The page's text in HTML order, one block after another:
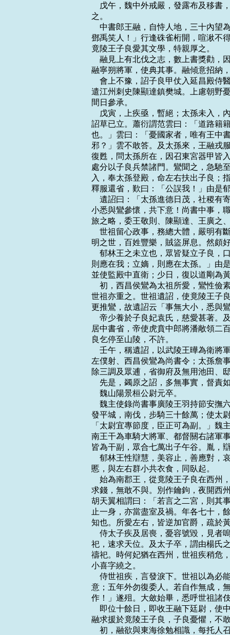
戊午，魏中外戒嚴，發露布及移
之。
中書郎王融，自恃人地，三十內
鄧禹笑人！」行逢硃雀桁開，喧湫不
竟陵王子良愛其文學，特親厚之。
融見上有北伐之志，數上書獎勸
融寧朔將軍，使典其事。融傾意招納
會上不豫，詔子良甲仗入延昌殿
遣江州刺史陳顯達鎮樊城。上慮朝野
間日參承。
戊寅，上疾亟，暫絕；太孫未入
詔草已立。蕭衍謂范雲曰：「道路籍
也。」雲曰：「憂國家者，唯有王中
邪？」雲不敢答。及太孫來，王融戎
復甦，問太孫所在，因召東宮器甲皆
處分以子良兵禁諸門。鸞聞之，急馳
入，奉太孫登殿，命左右扶出子良；
釋服還省，歎曰：「公誤我！」由是
遺詔曰：「太孫進德日茂，社稷
小悉與鸞參懷，共下意！尚書中事，
旅之略，委王敬則、陳顯達、王廣之
世祖留心政事，務總大體，嚴明
明之世，百姓豐樂，賊盜屏息。然頗
郁林王之未立也，眾皆疑立子良
則應在我；立嫡，則應在太孫。」由
並使監殿中直衛；少日，復以道剛為
初，西昌侯鸞為太祖所愛，鸞性
世祖亦重之。世祖遺詔，使竟陵王子
更推鸞，故遺詔云「事無大小，悉與
帝少養於子良妃袁氏，慈愛甚著
居中書省，帝使虎賁中郎將潘敞領二
良乞停至山陵，不許。
壬午，稱遺詔，以武陵王曄為衛
左僕射、西昌侯鸞為尚書令；太孫詹
除三調及眾逋，省御府及無用池田、
先是，蠲原之詔，多無事實，督
    魏山陽景桓公尉元卒。
魏主使錄尚書事廣陵王羽持節安
發平城，南伐，步騎三十餘萬；使太
「太尉宜專節度，臣正可為副。」魏
南王干為車騎大將軍、都督關右諸軍
皆為干副，眾合七萬出子午谷。胤，
郁林王性辯慧，美容止，善應對
慝，與左右群小共衣食，同臥起。
始為南郡王，從竟陵王子良在西
求錢，無敢不與。別作鑰鉤，夜開西
胡天翼相謂曰：「若言之二宮，則其
止一身，亦當盡室及禍。年各七十，
知也。所愛左右，皆逆加官爵，疏於
侍太子疾及居喪，憂容號毀，見
祀，速求天位。及太子卒，謂由楊氏
禱祀。時何妃猶在西州，世祖疾稍危
小喜字繞之。
侍世祖疾，言發淚下。世祖以為
意；五年外勿復委人。若自作無成，
作！」遂殂。大斂始畢，悉呼世祖諸
即位十餘日，即收王融下廷尉，
融求援於竟陵王子良，子良憂懼，不
初，融欲與東海徐勉相識，每托